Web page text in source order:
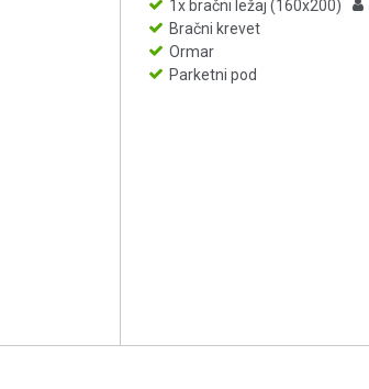
1x bračni ležaj (160x200)
Bračni krevet
Ormar
Parketni pod